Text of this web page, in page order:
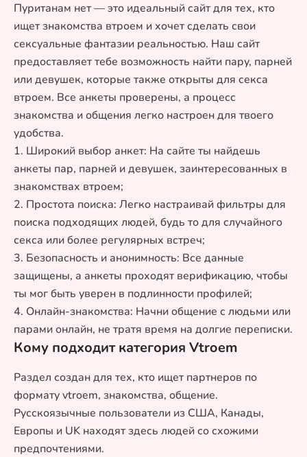
Пуританам нет — это идеальный сайт для тех, кто
ищет знакомства втроем и хочет сделать свои
сексуальные фантазии реальностью. Наш сайт
предоставляет тебе возможность найти пару, парней
или девушек, которые также открыты для секса
втроем. Все анкеты проверены, а процесс
знакомства и общения легко настроен для твоего
удобства.
1. Широкий выбор анкет: На сайте ты найдешь
анкеты пар, парней и девушек, заинтересованных в
знакомствах втроем;
2. Простота поиска: Легко настраивай фильтры для
поиска подходящих людей, будь то для случайного
секса или более регулярных встреч;
3. Безопасность и анонимность: Все данные
защищены, а анкеты проходят верификацию, чтобы
ты мог быть уверен в подлинности профилей;
4. Онлайн-знакомства: Начни общение с людьми или
парами онлайн, не тратя время на долгие переписки.
Кому подходит категория Vtroem
Раздел создан для тех, кто ищет партнеров по
формату vtroem, знакомства, общение.
Русскоязычные пользователи из США, Канады,
Европы и UK находят здесь людей со схожими
предпочтениями.